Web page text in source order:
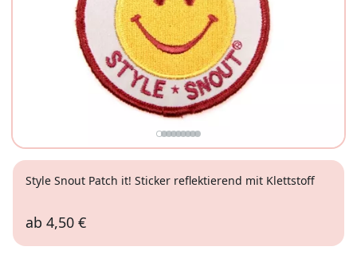
I love Cats, 6cm Sheriff, 6cm
Bad Boy, 6cm
Style Snout Patch it! Sticker reflektierend mit Klettstoff
ab 4,50 €